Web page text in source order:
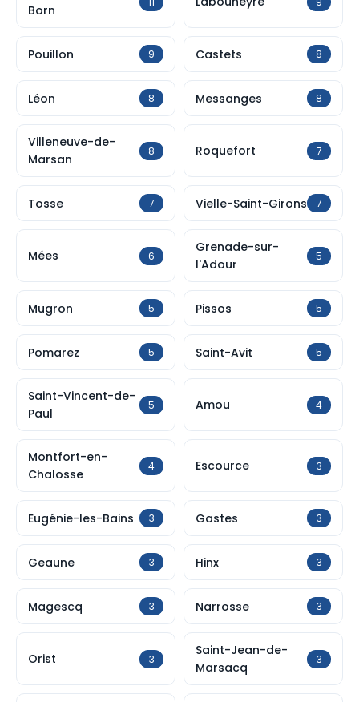
Born
Pouillon 9 Castets 8
Léon 8 Messanges 8
Villeneuve-de-
Marsan
8 Roquefort 7
Tosse 7 Vielle-Saint-Girons 7
Mées 6
Grenade-sur-
l'Adour
5
Mugron 5 Pissos 5
Pomarez 5 Saint-Avit 5
Saint-Vincent-de-
Paul
5 Amou 4
Montfort-en-
Chalosse
4 Escource 3
Eugénie-les-Bains 3 Gastes 3
Geaune 3 Hinx 3
Magescq 3 Narrosse 3
Orist 3
Saint-Jean-de-
Marsacq
3